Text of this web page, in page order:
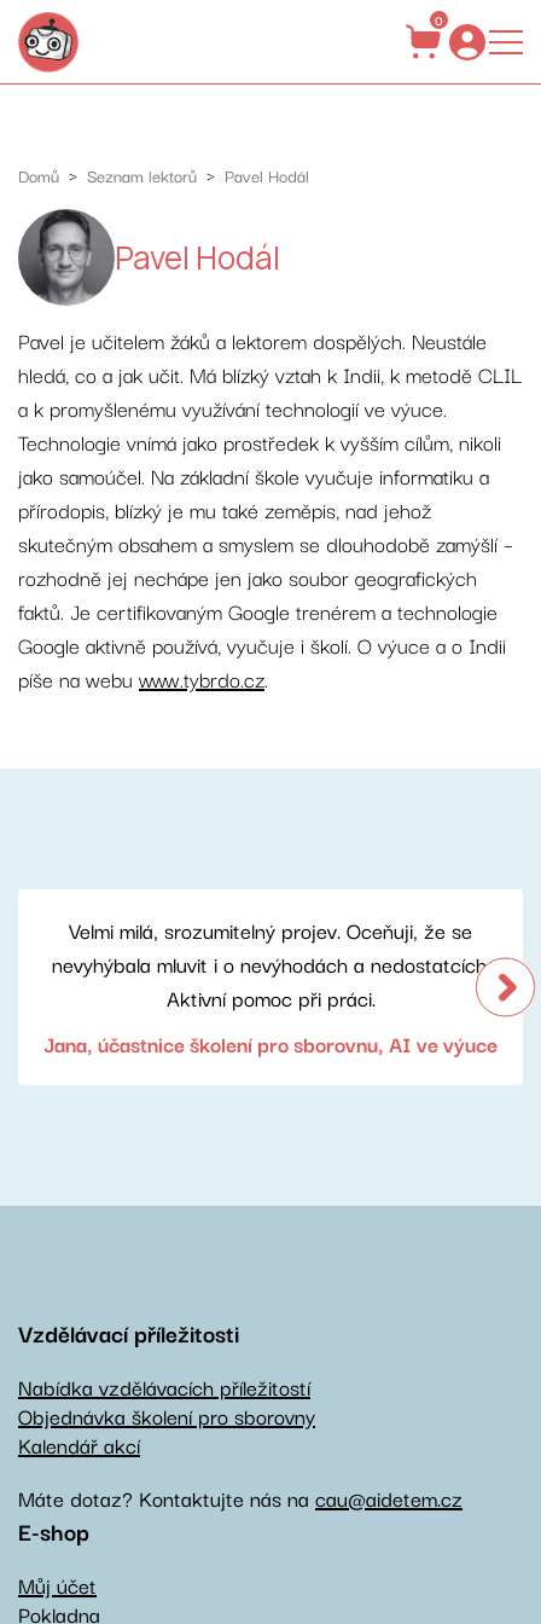
O této stránce
Publikace
Blog
0
Domů Seznam lektorů Pavel Hodál
Pavel Hodál
Pavel je učitelem žáků a lektorem dospělých. Neustále
hledá, co a jak učit. Má blízký vztah k Indii, k metodě CLIL
a k promyšlenému využívání technologií ve výuce.
Technologie vnímá jako prostředek k vyšším cílům, nikoli
jako samoúčel. Na základní škole vyučuje informatiku a
přírodopis, blízký je mu také zeměpis, nad jehož
skutečným obsahem a smyslem se dlouhodobě zamýšlí –
rozhodně jej nechápe jen jako soubor geografických
faktů. Je certifikovaným Google trenérem a technologie
Google aktivně používá, vyučuje i školí. O výuce a o Indii
píše na webu www.tybrdo.cz.
Velmi milá, srozumitelný projev. Oceňuji, že se
nevyhýbala mluvit i o nevýhodách a nedostatcích.
Aktivní pomoc při práci.
Jana, účastnice školení pro sborovnu, AI ve výuce
Vzdělávací příležitosti
Nabídka vzdělávacích příležitostí
Objednávka školení pro sborovny
Kalendář akcí
Máte dotaz? Kontaktujte nás na cau@aidetem.cz
E-shop
Můj účet
Pokladna